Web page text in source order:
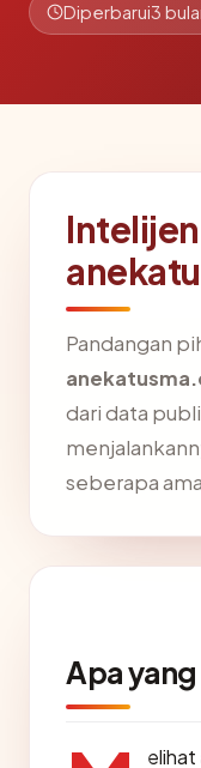
Diperbarui3
Pandangan
dari data
seberapa
Apa
elihat